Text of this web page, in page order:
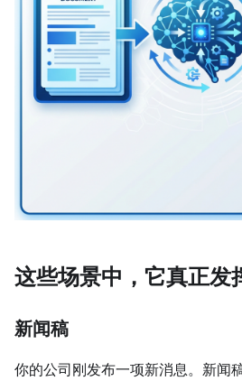
这些场景中，它真正发
新闻稿
你的公司刚发布一项新消息。新闻